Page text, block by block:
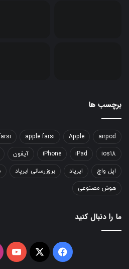
برچسب ها
airpod
Apple
apple farsi
ios18
iPad
iPhone آیفون
اپل واچ ایرپاد بروزرسانی ایرپاد
هوش مصنوعی
ما را دنبال کنید
فیسبوکایکس